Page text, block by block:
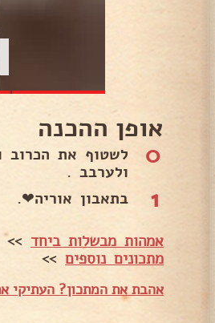
אופן ההכנה
0
לשטוף את הכרוב
ולערבב .
1 בתאבון אוריה❤.
אמהות מבשלות ביחד >>
מתכונים נוספים>>
אהבת את המתכון? העתיקי